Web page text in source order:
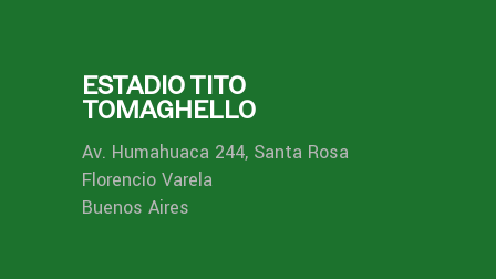
ESTADIO TITO
TOMAGHELLO
Av. Humahuaca 244, Santa Rosa
Florencio Varela
Buenos Aires